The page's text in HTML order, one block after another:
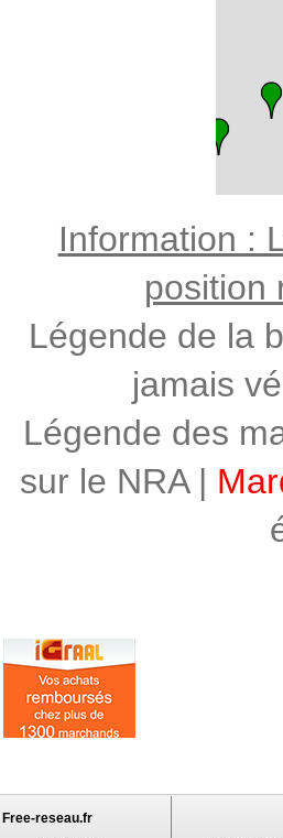
Information :
position
Légende de la
jamais
Légende des
sur le NRA |
Free-reseau.fr